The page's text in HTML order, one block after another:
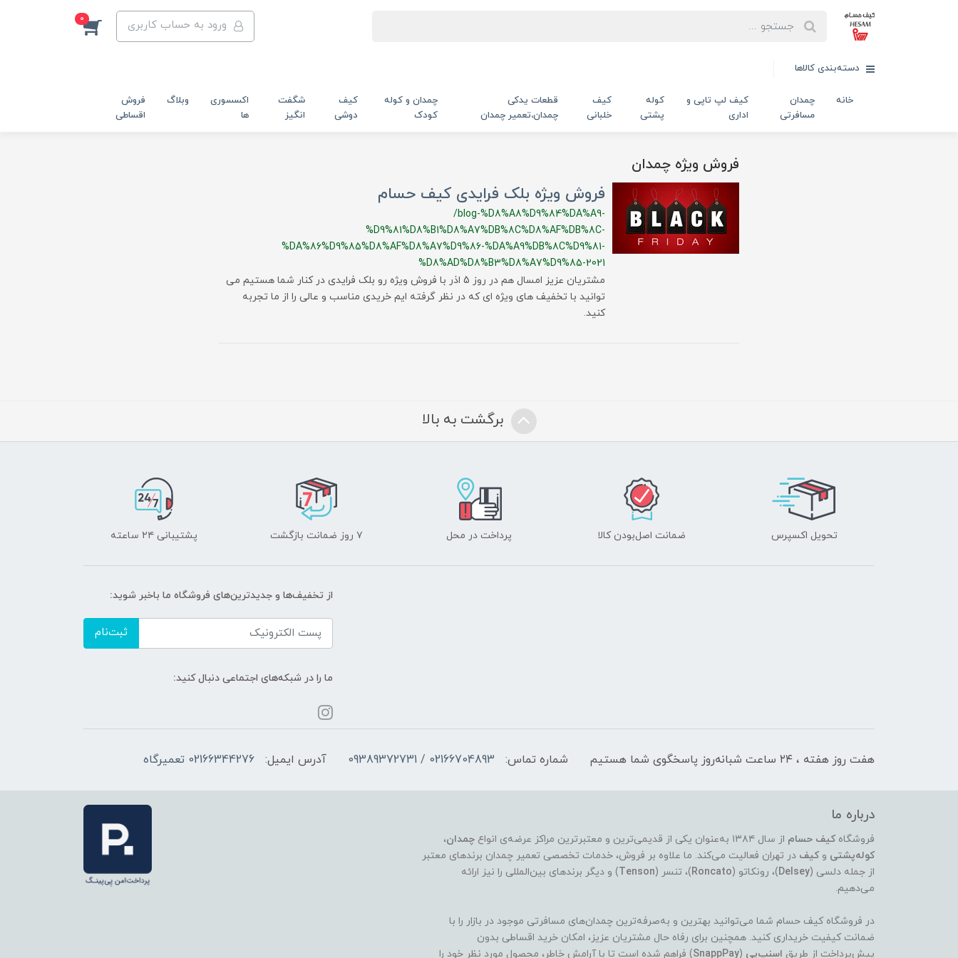
ورود به حساب کاربری 0
دسته‌بندی کالاها
خانه
چمدان
مسافرتی
کیف لپ تاپی و
اداری
کوله
پشتی
کیف
خلبانی
قطعات یدکی
چمدان،تعمیر چمدان
چمدان و کوله
کودک
کیف
دوشی
شگفت
انگیز
اکسسوری
ها
وبلاگ
فروش
اقساطی
فروش ویژه چمدان
فروش ویژه بلک فرایدی کیف حسام
/blog-%D8%A8%D9%84%DA%A9-
%D9%81%D8%B1%D8%A7%DB%8C%D8%AF%DB%8C-
%DA%86%D9%85%D8%AF%D8%A7%D9%86-%DA%A9%DB%8C%D9%81-
%D8%AD%D8%B3%D8%A7%D9%85-2021
مشتریان عزیز امسال هم در روز 5 اذر با فروش ویژه رو بلک فرایدی در کنار شما هستیم می
توانید با تخفیف های ویژه ای که در نظر گرفته ایم خریدی مناسب و عالی را از ما تجربه
کنید.
برگشت به بالا
تحویل اکسپرس ضمانت اصل‌بودن کالا پرداخت در محل ۷ روز ضمانت بازگشت پشتیبانی ۲۴ ساعته
از تخفیف‌ها و جدیدترین‌های فروشگاه ما باخبر شوید:
ثبت‌نام
ما را در شبکه‌های اجتماعی دنبال کنید:
هفت روز هفته ، ۲۴ ساعت شبانه‌روز پاسخگوی شما هستیم شماره تماس: 02166704893 / 09389372731 آدرس ایمیل: 02166344276 تعمیرگاه
درباره ما
فروشگاه کیف حسام از سال ۱۳۸۴ به‌عنوان یکی از قدیمی‌ترین و معتبرترین مراکز عرضه‌ی انواع چمدان،
کوله‌پشتی و کیف در تهران فعالیت می‌کند. ما علاوه بر فروش، خدمات تخصصی تعمیر چمدان برندهای معتبر
از جمله دلسی (Delsey)، رونکاتو (Roncato)، تنسر (Tenson) و دیگر برندهای بین‌المللی را نیز ارائه
می‌دهیم.
در فروشگاه کیف حسام شما می‌توانید بهترین و به‌صرفه‌ترین چمدان‌های مسافرتی موجود در بازار را با
ضمانت کیفیت خریداری کنید. همچنین برای رفاه حال مشتریان عزیز، امکان خرید اقساطی بدون
پیش‌پرداخت از طریق اسنپ‌پی (
SnappPay) فراهم شده است تا با آرامش خاطر، محصول مورد نظر خود را